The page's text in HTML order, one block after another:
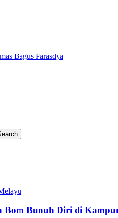
Bom Bunuh Diri di